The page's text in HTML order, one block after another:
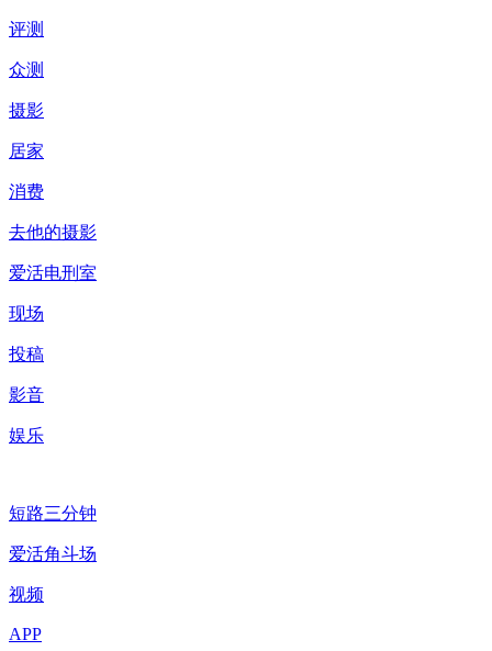
评测
众测
摄影
居家
消费
去他的摄影
爱活电刑室
现场
投稿
影音
娱乐
短路三分钟
爱活角斗场
视频
APP